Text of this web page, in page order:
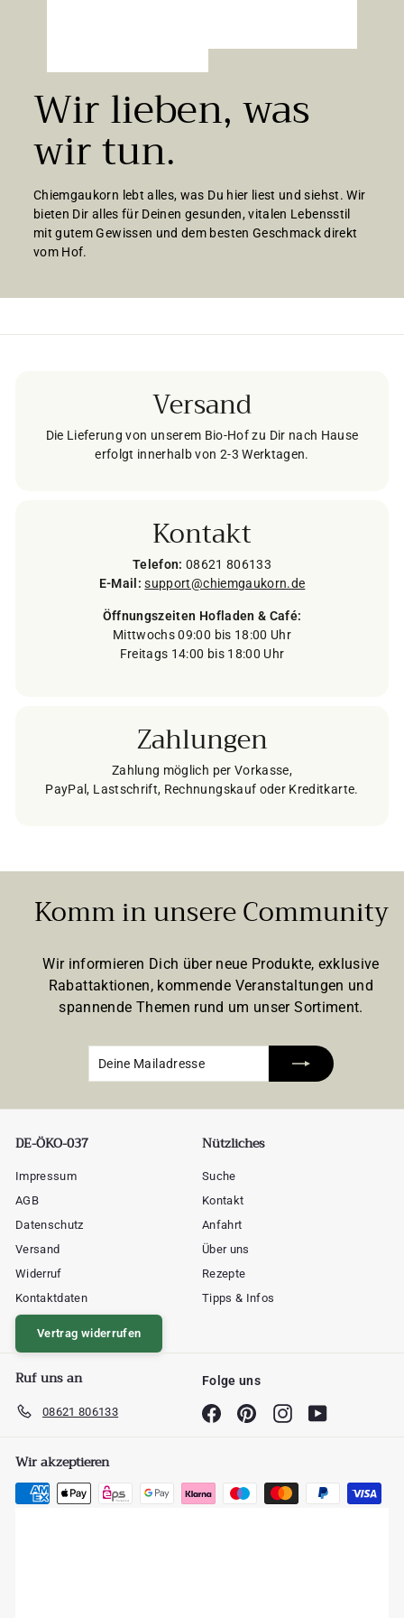
Wir lieben, was
wir tun.
Chiemgaukorn lebt alles, was Du hier liest und siehst. Wir
bieten Dir alles für Deinen gesunden, vitalen Lebensstil
mit gutem Gewissen und dem besten Geschmack direkt
vom Hof.
Versand
Die Lieferung von unserem Bio-Hof zu Dir nach Hause
erfolgt innerhalb von 2-3 Werktagen.
Kontakt
Telefon: 08621 806133
E-Mail: support@chiemgaukorn.de
Öffnungszeiten Hofladen & Café:
Mittwochs 09:00 bis 18:00 Uhr
Freitags 14:00 bis 18:00 Uhr
Zahlungen
Zahlung möglich per Vorkasse,
PayPal, Lastschrift, Rechnungskauf oder Kreditkarte.
Komm in unsere Community
Wir informieren Dich über neue Produkte, exklusive
Rabattaktionen, kommende Veranstaltungen und
spannende Themen rund um unser Sortiment.
DE-ÖKO-037
Impressum
AGB
Datenschutz
Versand
Widerruf
Kontaktdaten
Vertrag widerrufen
Nützliches
Suche
Kontakt
Anfahrt
Über uns
Rezepte
Tipps & Infos
Ruf uns an
08621 806133
Folge uns
FacebookPinterestInstagram
Wir akzeptieren